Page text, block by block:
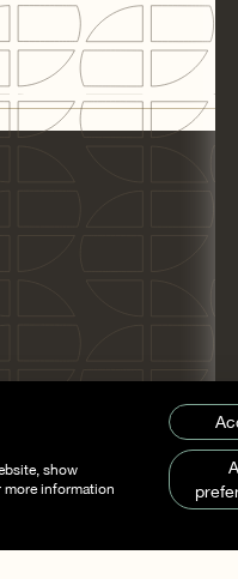
vandaag
show
more information